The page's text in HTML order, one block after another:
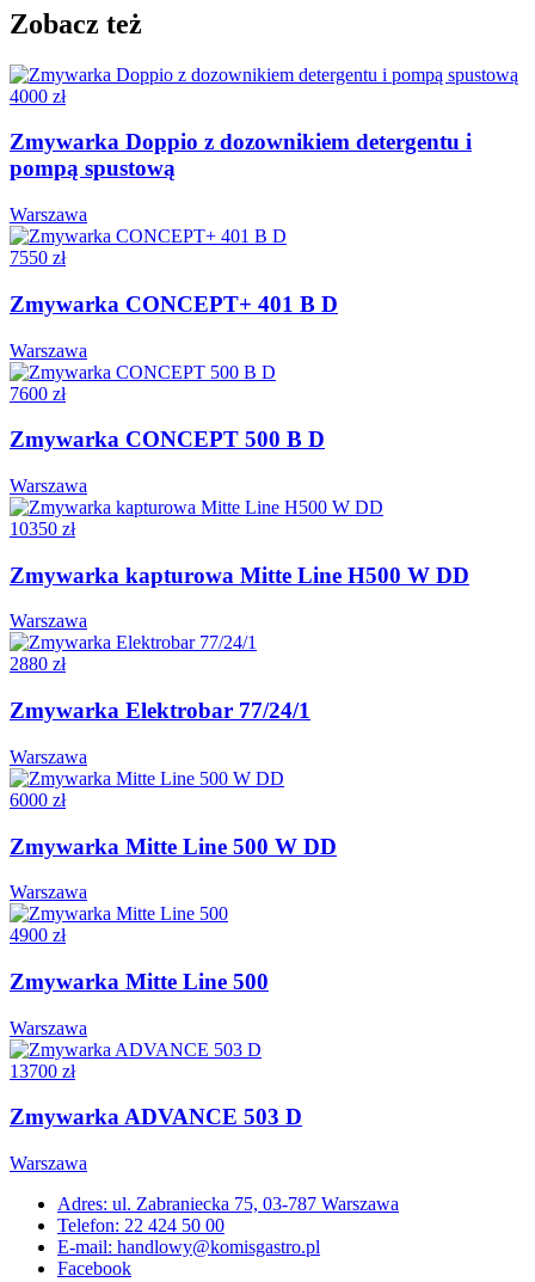
Zobacz też
4000 zł
Zmywarka Doppio z dozownikiem detergentu i
pompą spustową
Warszawa
7550 zł
Zmywarka CONCEPT+ 401 B D
Warszawa
7600 zł
Zmywarka CONCEPT 500 B D
Warszawa
10350 zł
Zmywarka kapturowa Mitte Line H500 W DD
Warszawa
2880 zł
Zmywarka Elektrobar 77/24/1
Warszawa
6000 zł
Zmywarka Mitte Line 500 W DD
Warszawa
4900 zł
Zmywarka Mitte Line 500
Warszawa
13700 zł
Zmywarka ADVANCE 503 D
Warszawa
Adres: ul. Zabraniecka 75, 03-787 Warszawa
Telefon: 22 424 50 00
E-mail: handlowy@komisgastro.pl
Facebook